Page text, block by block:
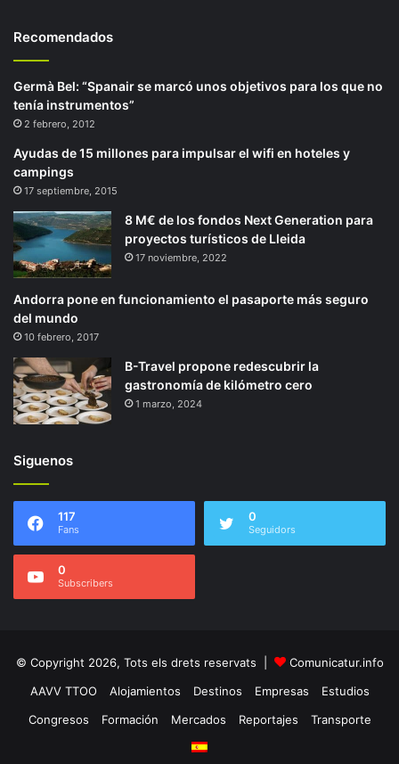
Recomendados
Germà Bel: “Spanair se marcó unos objetivos para los que no
tenía instrumentos”
2 febrero, 2012
Ayudas de 15 millones para impulsar el wifi en hoteles y
campings
17 septiembre, 2015
8 M€ de los fondos Next Generation para
proyectos turísticos de Lleida
17 noviembre, 2022
Andorra pone en funcionamiento el pasaporte más seguro
del mundo
10 febrero, 2017
B-Travel propone redescubrir la
gastronomía de kilómetro cero
1 marzo, 2024
Siguenos
117
Fans
0
Seguidors
0
Subscribers
© Copyright 2026, Tots els drets reservats |
Comunicatur.info
AAVV TTOO
Alojamientos Destinos Empresas
Estudios
Congresos
Formación Mercados Reportajes Transporte